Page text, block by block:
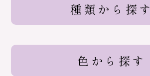
種類から探す
色から探す